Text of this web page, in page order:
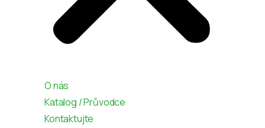
O nás
Katalog / Průvodce
Kontaktujte